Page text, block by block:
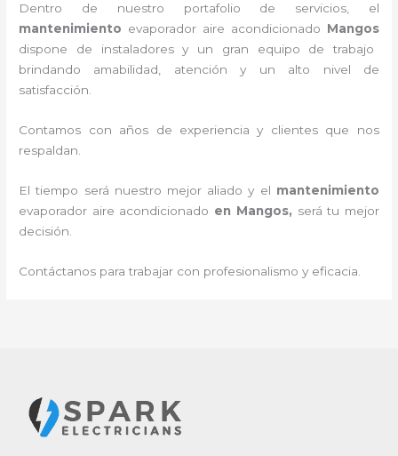
Dentro de nuestro portafolio de servicios, el
mantenimiento evaporador aire acondicionado Mangos
dispone de instaladores y un gran equipo de trabajo
brindando amabilidad, atención y un alto nivel de
satisfacción.
Contamos con años de experiencia y clientes que nos
respaldan.
El tiempo será nuestro mejor aliado y el mantenimiento
evaporador aire acondicionado en Mangos, será tu mejor
decisión.
Contáctanos para trabajar con profesionalismo y eficacia.